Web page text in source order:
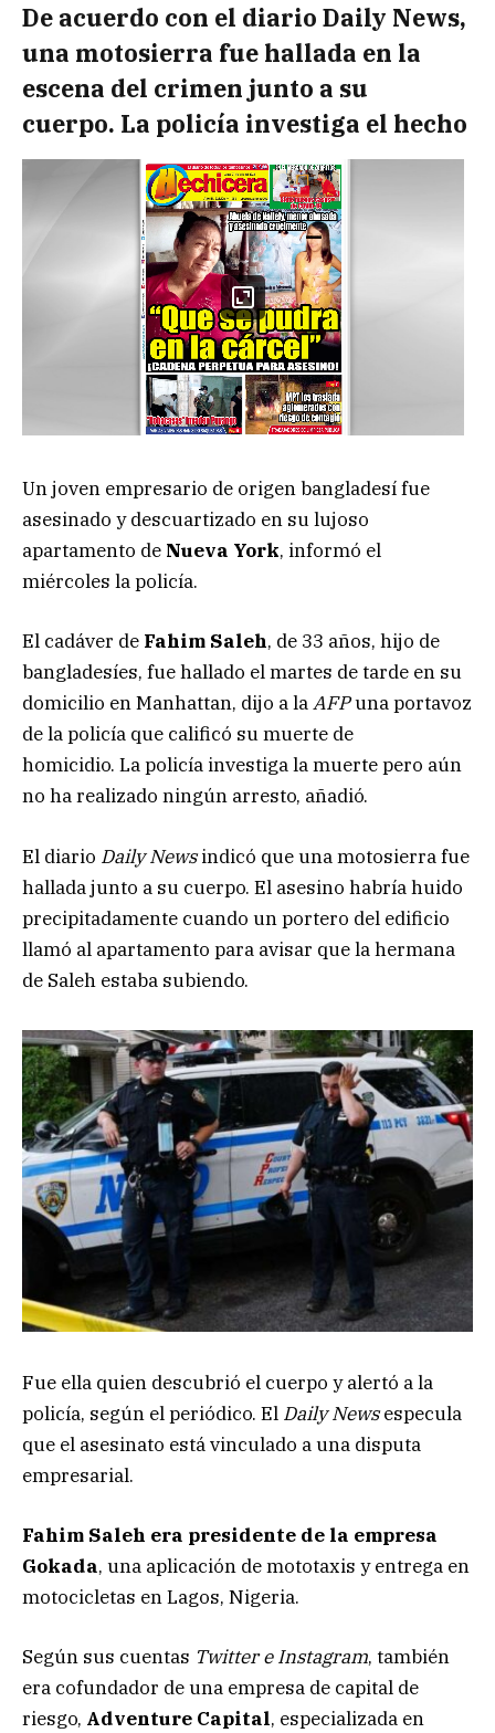
De acuerdo con el diario Daily News,
una motosierra fue hallada en la
escena del crimen junto a su
cuerpo. La policía investiga el hecho
Un joven empresario de origen bangladesí fue
asesinado y descuartizado en su lujoso
apartamento de Nueva York, informó el
miércoles la policía.
El cadáver de Fahim Saleh, de 33 años, hijo de
bangladesíes, fue hallado el martes de tarde en su
domicilio en Manhattan, dijo a laAFPuna portavoz
de la policía que calificó su muerte de
homicidio. La policía investiga la muerte pero aún
no ha realizado ningún arresto, añadió.
El diario Daily Newsindicó que una motosierra fue
hallada junto a su cuerpo. El asesino habría huido
precipitadamente cuando un portero del edificio
llamó al apartamento para avisar que la hermana
de Saleh estaba subiendo.
Fue ella quien descubrió el cuerpo y alertó a la
policía, según el periódico. El Daily Newsespecula
que el asesinato está vinculado a una disputa
empresarial.
Fahim Saleh era presidente de la empresa
Gokada, una aplicación de mototaxis y entrega en
motocicletas en Lagos, Nigeria.
Según sus cuentas Twitter e Instagram, también
era cofundador de una empresa de capital de
riesgo, Adventure Capital, especializada en